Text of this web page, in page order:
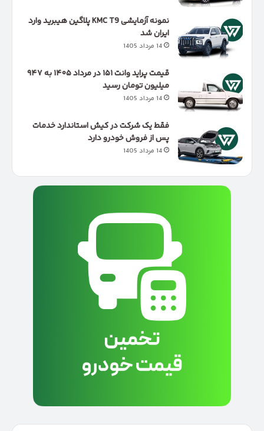
نمونه آزمایشی KMC T9 پلاگین هیبرید وارد
ایران شد
14 مرداد 1405
قیمت پراید وانت ۱۵۱ در مرداد ۱۴۰۵ به ۹۴۷
میلیون تومان رسید
14 مرداد 1405
فقط یک شرکت در کیش استاندارد خدمات
پس از فروش خودرو دارد
14 مرداد 1405